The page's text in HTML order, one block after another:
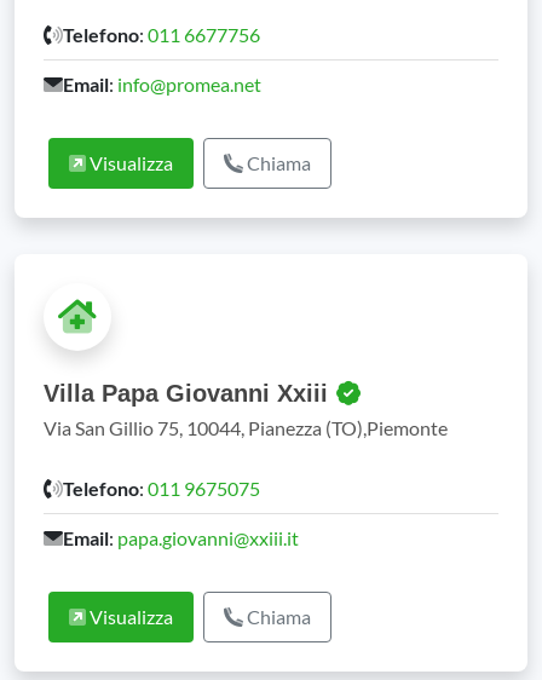
Telefono: 011 6677756
Email: info@promea.net
Visualizza Chiama
Villa Papa Giovanni Xxiii
Via San Gillio 75, 10044, Pianezza (TO),Piemonte
Telefono: 011 9675075
Email: papa.giovanni@xxiii.it
Visualizza Chiama